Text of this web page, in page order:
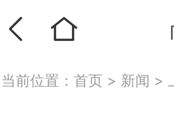
当前位置： 首页 > 新闻 >